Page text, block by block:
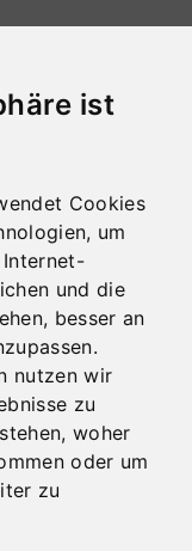
ist
Cookies
um
Internet-
und die
besser an
nutzen wir
zu
woher
oder um
zu